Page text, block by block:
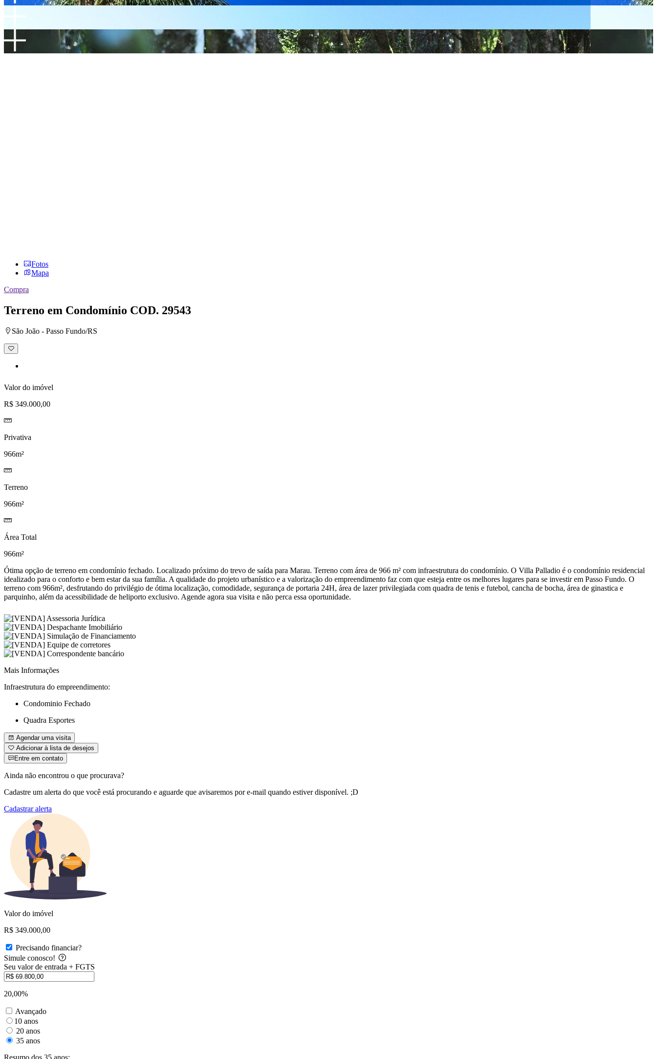
Fotos
Mapa
Compra
Terreno em Condomínio COD. 29543
São João - Passo Fundo/RS
Adicionar
à
Valor do imóvel
R$ 349.000,00
Privativa
966m²
Terreno
966m²
Área Total
966m²
Ótima opção de terreno em condomínio fechado. Localizado próximo do trevo de saída para Marau. Terreno com área de 966 m² com infraestrutura do condomínio. O Villa Palladio é o condomínio residencial
idealizado para o conforto e bem estar da sua família. A qualidade do projeto urbanístico e a valorização do empreendimento faz com que esteja entre os melhores lugares para se investir em Passo Fundo. O
terreno com 966m², desfrutando do privilégio de ótima localização, comodidade, segurança de portaria 24H, área de lazer privilegiada com quadra de tenis e futebol, cancha de bocha, área de ginastica e
parquinho, além da acessibilidade de heliporto exclusivo. Agende agora sua visita e não perca essa oportunidade.
Mais Informações
Infraestrutura do empreendimento:
Condominio Fechado
Quadra Esportes
Agendar uma visita
Adicionar à lista de desejos
Entre em contato
Ainda não encontrou o que procurava?
Cadastre um alerta do que você está procurando e aguarde que avisaremos por e-mail quando estiver disponível. ;D
Cadastrar alerta
Valor do imóvel
R$ 349.000,00
Precisando financiar?
Simule conosco!
Seu valor de entrada + FGTS
20,00%
Avançado
10 anos
20 anos
35 anos
Resumo dos 35 anos: